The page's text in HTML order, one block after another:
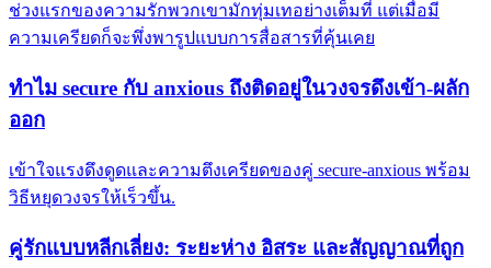
ช่วงแรกของความรักพวกเขามักทุ่มเทอย่างเต็มที่ แต่เมื่อมี
ความเครียดก็จะพึ่งพารูปแบบการสื่อสารที่คุ้นเคย
ทำไม secure กับ anxious ถึงติดอยู่ในวงจรดึงเข้า-ผลัก
ออก
เข้าใจแรงดึงดูดและความตึงเครียดของคู่ secure-anxious พร้อม
วิธีหยุดวงจรให้เร็วขึ้น.
คู่รักแบบหลีกเลี่ยง: ระยะห่าง อิสระ และสัญญาณที่ถูก